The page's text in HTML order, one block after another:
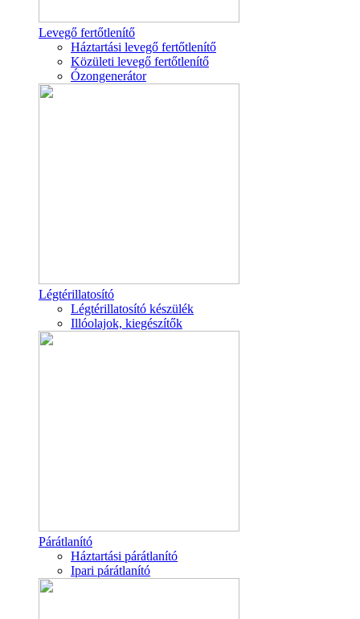
Levegő fertőtlenítő
Háztartási levegő fertőtlenítő
Közületi levegő fertőtlenítő
Ózongenerátor
Légtérillatosító
Légtérillatosító készülék
Illóolajok, kiegészítők
Párátlanító
Háztartási párátlanító
Ipari párátlanító